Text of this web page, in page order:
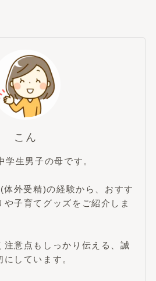
こん
生男子の母です。
外受精)の経験から、おすす
子育てグッズをご紹介しま
注意点もしっかり伝える、誠
しています。